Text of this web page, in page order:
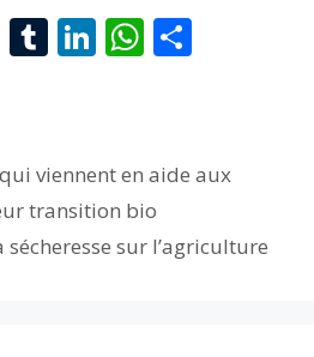
R
t
T
r
Li
dI
n
W
A
p
p
er
viennent en aide aux
transition bio
sécheresse sur l’agriculture